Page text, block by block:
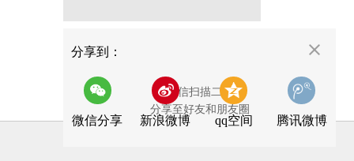
分享到：
微信分享
用微信扫描二维码
分享至好友和朋友圈
新浪微博 qq空间 腾讯微博